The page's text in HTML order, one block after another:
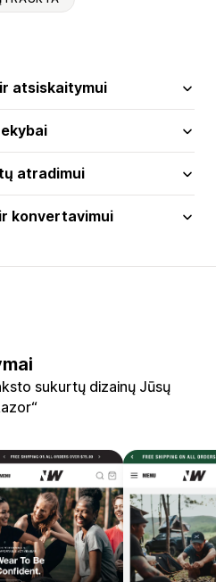
atsiskaitymui
atradimui
konvertavimui
sukurtų dizainų Jūsų